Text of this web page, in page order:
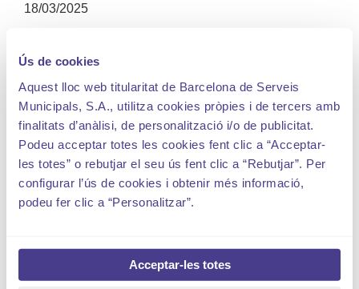
Ús de cookies
Aquest lloc web titularitat de Barcelona de Serveis
Municipals, S.A., utilitza cookies pròpies i de tercers amb
finalitats d’anàlisi, de personalització i/o de publicitat.
Podeu acceptar totes les cookies fent clic a “Acceptar-
les totes” o rebutjar el seu ús fent clic a “Rebutjar”. Per
configurar l’ús de cookies i obtenir més informació,
podeu fer clic a “Personalitzar”.
Acceptar-les totes
18/03/2025
A partir de l’1 d’abril i fins al 30 de setembre de 2025.
posen a disposició de la ciutadania les places
Sant Martí
Per a la temporada de 2025, s’ofereixen 319 places d’area
Blava que quedaran identificades amb pintura blava:
83 places
d’estacionament
entre el c. Joan